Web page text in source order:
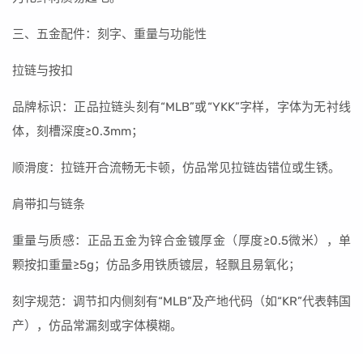
三、五金配件：刻字、重量与功能性
拉链与按扣
品牌标识：正品拉链头刻有“MLB”或“YKK”字样，字体为无衬线
体，刻槽深度≥0.3mm；
顺滑度：拉链开合流畅无卡顿，仿品常见拉链齿错位或生锈。
肩带扣与链条
重量与质感：正品五金为锌合金镀厚金（厚度≥0.5微米），单
颗按扣重量≥5g；仿品多用铁质镀层，轻飘且易氧化；
刻字规范：调节扣内侧刻有“MLB”及产地代码（如“KR”代表韩国
产），仿品常漏刻或字体模糊。